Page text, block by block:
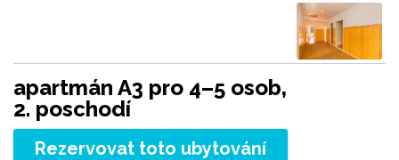
apartmán A3 pro 4–5 osob,
2. poschodí
Rezervovat toto ubytování